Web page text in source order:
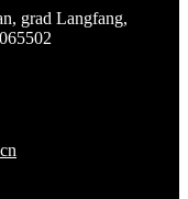
grad Langfang,